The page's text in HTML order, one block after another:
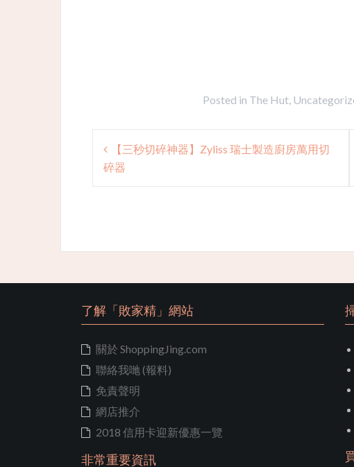
Posted in The Hut,
Post
navigation
【三秒切碎神器】Zyliss 瑞士製造廚房萬用切
碎器
了解「敗家精」網站
關於 ShoppingJing.com
聯絡我哋 (報料)
免責聲明
網店推介
2018 信用卡迎新優惠一覽
非常重要資訊